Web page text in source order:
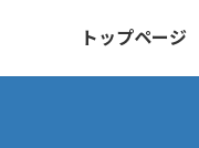
トップページ